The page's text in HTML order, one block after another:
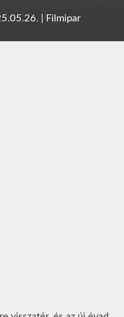
Filmipar